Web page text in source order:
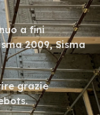
a fini
2009, Sisma
grazie